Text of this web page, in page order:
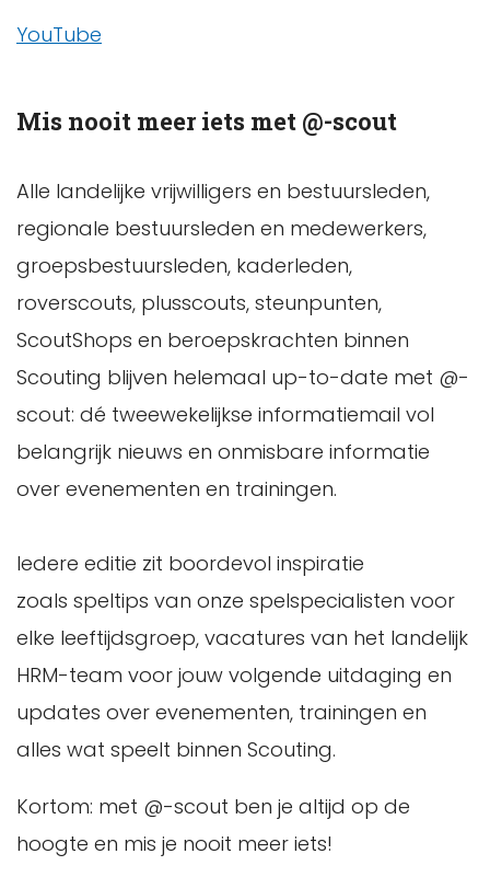
YouTube
Mis nooit meer iets met @-scout
Alle landelijke vrijwilligers en bestuursleden,
regionale bestuursleden en medewerkers,
groepsbestuursleden, kaderleden,
roverscouts, plusscouts, steunpunten,
ScoutShops en beroepskrachten binnen
Scouting blijven helemaal up-to-date met @-
scout: dé tweewekelijkse informatiemail vol
belangrijk nieuws en onmisbare informatie
over evenementen en trainingen.
Iedere editie zit boordevol inspiratie
zoals speltips van onze spelspecialisten voor
elke leeftijdsgroep, vacatures van het landelijk
HRM-team voor jouw volgende uitdaging en
updates over evenementen, trainingen en
alles wat speelt binnen Scouting.
Kortom: met @-scout ben je altijd op de
hoogte en mis je nooit meer iets!